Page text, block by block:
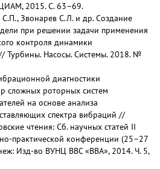
2015. С. 63–69.
Звонарев С.Л. и др. Создание
при решении задачи применения
контроля динамики
Турбины. Насосы. Системы. 2018. №
диагностики
сложных роторных систем
на основе анализа
спектра вибраций //
чтения: Сб. научных статей II
практической конференции (25–27
Изд-во ВУНЦ ВВС «ВВА», 2014. Ч. 5,